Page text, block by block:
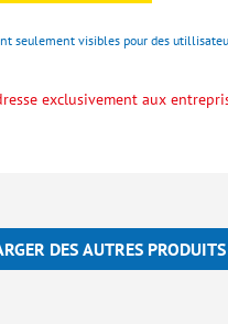
seulement visibles pour des
exclusivement aux
DES AUTRES PRODUITS